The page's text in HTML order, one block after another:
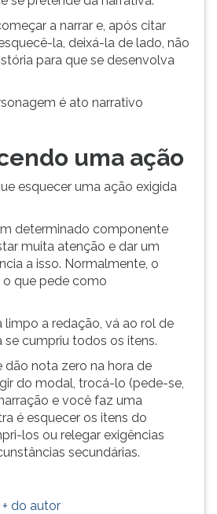
a narrar e, após citar
la, deixá-la de lado, não
para que se desenvolva
é ato narrativo
uma ação
esquecer uma ação exigida
determinado componente
muita atenção e dar um
a isso. Normalmente, o
que pede como
limpo a redação, vá ao rol de
se cumpriu todos os itens.
dão nota zero na hora de
do modal, trocá-lo (pede-se,
e você faz uma
é esquecer os itens do
los ou relegar exigências
secundárias.
+ do autor